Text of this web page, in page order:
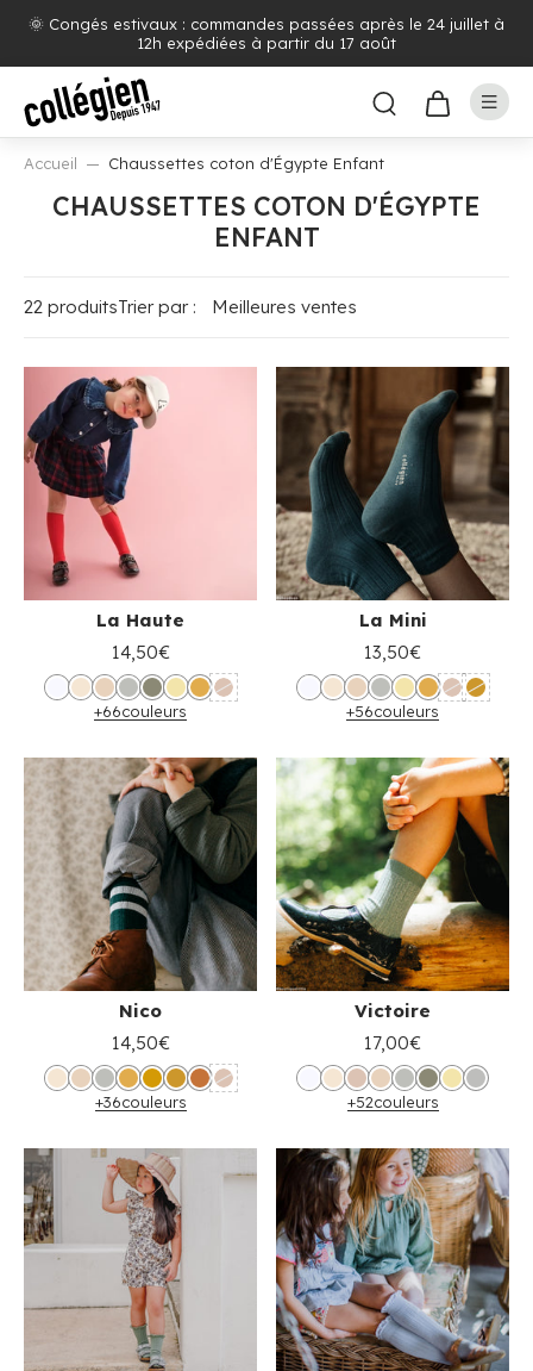
🌞 Congés estivaux : commandes passées après le 24 juillet à
12h expédiées à partir du 17 août
Accueil Chaussettes coton d'Égypte Enfant
CHAUSSETTES COTON D'ÉGYPTE
ENFANT
22 produitsTrier par :
La Haute
14,50€
+66couleurs
La Mini
13,50€
+56couleurs
Nico
14,50€
+36couleurs
Victoire
17,00€
+52couleurs